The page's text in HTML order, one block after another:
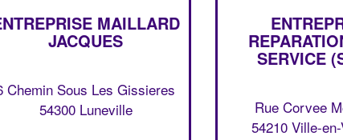
MAILLARD
JACQUES
Chemin Sous Les Gissieres
54300 Luneville
SERVICE
Rue Corvee
54210 Ville-